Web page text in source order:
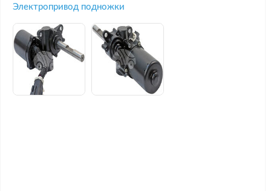
Электропривод подножки